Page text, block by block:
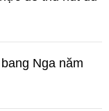
Nga năm